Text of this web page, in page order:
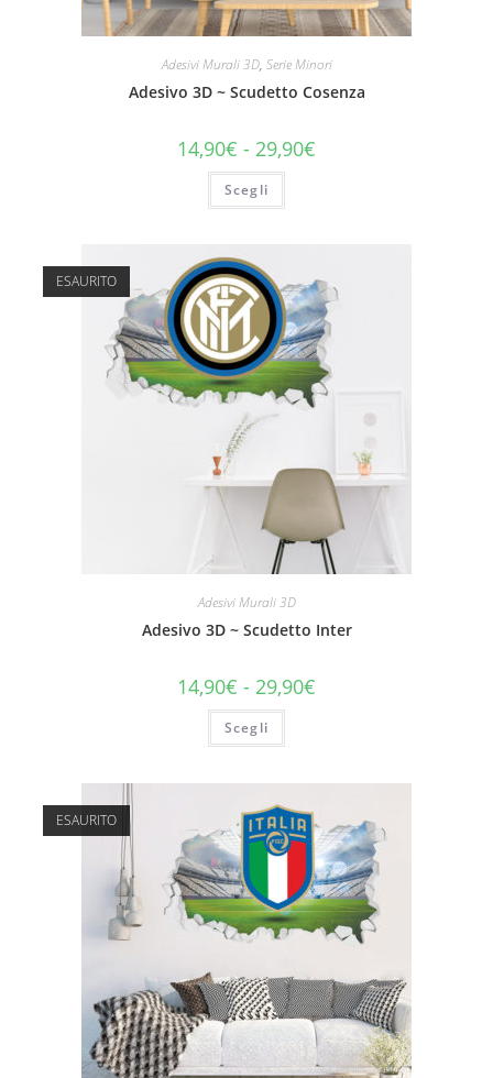
Adesivi Murali 3D, Serie Minori
Adesivo 3D ~ Scudetto Cosenza
14,90€ - 29,90€
Scegli
ESAURITO
Adesivi Murali 3D
Adesivo 3D ~ Scudetto Inter
14,90€ - 29,90€
Scegli
ESAURITO